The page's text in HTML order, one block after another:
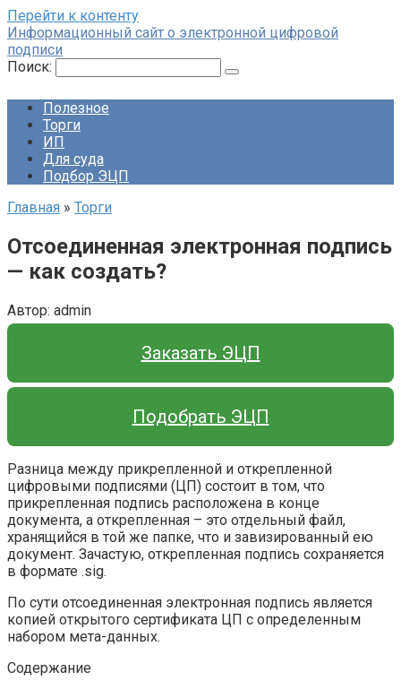
Перейти к контенту
Информационный сайт о электронной цифровой
подписи
Поиск:
Полезное
Торги
ИП
Для суда
Подбор ЭЦП
Главная » Торги
Отсоединенная электронная подпись
— как создать?
Автор: admin
Заказать ЭЦП
Подобрать ЭЦП
Разница между прикрепленной и открепленной
цифровыми подписями (ЦП) состоит в том, что
прикрепленная подпись расположена в конце
документа, а открепленная – это отдельный файл,
хранящийся в той же папке, что и завизированный ею
документ. Зачастую, открепленная подпись сохраняется
в формате .sig.
По сути отсоединенная электронная подпись является
копией открытого сертификата ЦП с определенным
набором мета-данных.
Содержание